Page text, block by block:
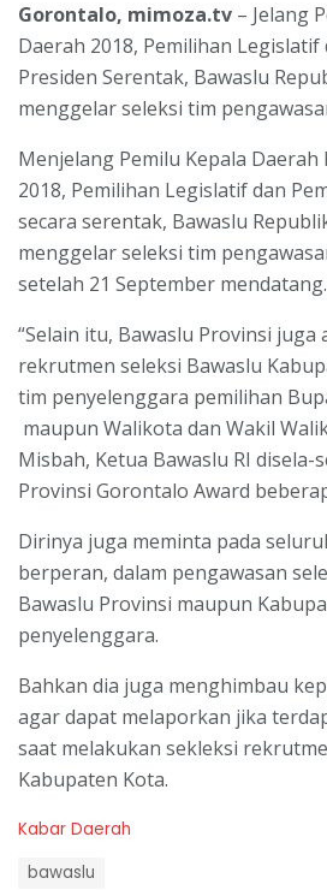
Gorontalo, mimoza.tv – Jelang
Daerah 2018, Pemilihan Legislatif
Presiden Serentak, Bawaslu
menggelar seleksi tim
Menjelang Pemilu Kepala Daerah
2018, Pemilihan Legislatif dan
secara serentak, Bawaslu
menggelar seleksi tim
setelah 21 September mendatang.
“Selain itu, Bawaslu Provinsi
rekrutmen seleksi Bawaslu
tim penyelenggara pemilihan
maupun Walikota dan Wakil
Misbah, Ketua Bawaslu RI disela-
Provinsi Gorontalo Award
Dirinya juga meminta pada
berperan, dalam pengawasan
Bawaslu Provinsi maupun
penyelenggara.
Bahkan dia juga menghimbau
agar dapat melaporkan jika
saat melakukan sekleksi
Kabupaten Kota.
C
Kabar Daerah
bawaslu